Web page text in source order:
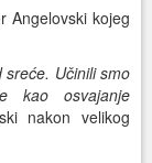
Angelovski kojeg
sreće. Učinili smo
kao osvajanje
nakon velikog